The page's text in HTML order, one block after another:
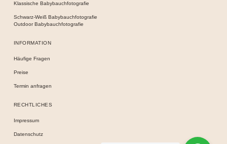
Klassische Babybauchfotografie
Schwarz-Weiß Babybauchfotografie
Outdoor Babybauchfotografie
INFORMATION
Häufige Fragen
Preise
Termin anfragen
RECHTLICHES
Impressum
Datenschutz